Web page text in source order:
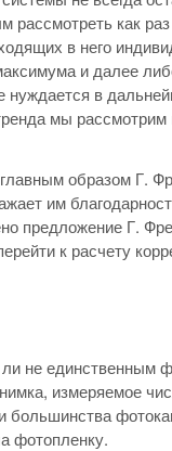
как
в него
и далее
в
мы
образом Г.
им
предложение Г.
к расчету
не единственным
измеряемое
фотопленку.